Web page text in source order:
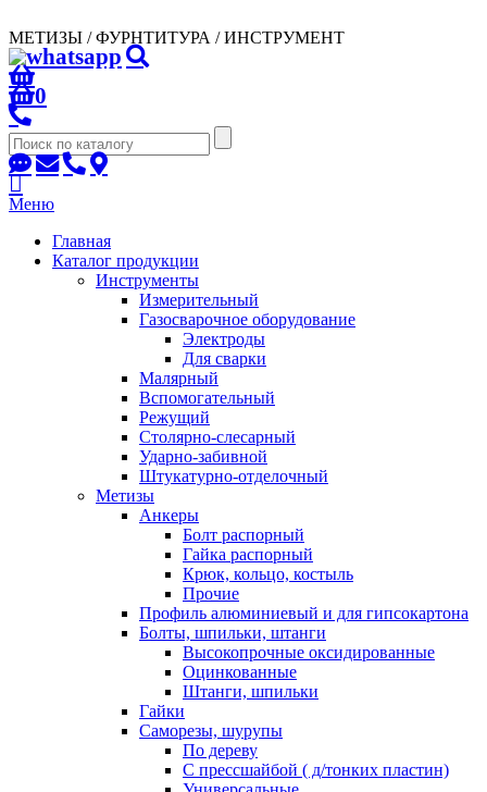
МЕТИЗЫ / ФУРНТИТУРА / ИНСТРУМЕНТ
0
Меню
Главная
Каталог продукции
Инструменты
Измерительный
Газосварочное оборудование
Электроды
Для сварки
Малярный
Вспомогательный
Режущий
Столярно-слесарный
Ударно-забивной
Штукатурно-отделочный
Метизы
Анкеры
Болт распорный
Гайка распорный
Крюк, кольцо, костыль
Прочие
Профиль алюминиевый и для гипсокартона
Болты, шпильки, штанги
Высокопрочные оксидированные
Оцинкованные
Штанги, шпильки
Гайки
Саморезы, шурупы
По дереву
С прессшайбой ( д/тонких пластин)